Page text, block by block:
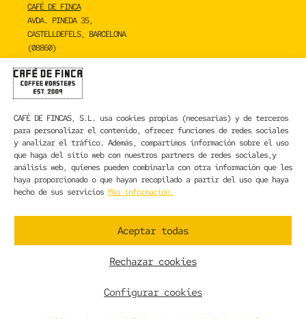
CAFÉ DE FINCAS, S.L. usa cookies propias (necesarias) y de terceros
para personalizar el contenido, ofrecer funciones de redes sociales
y analizar el tráfico. Además, compartimos información sobre el uso
que haga del sitio web con nuestros partners de redes sociales,y
análisis web, quienes pueden combinarla con otra información que les
haya proporcionado o que hayan recopilado a partir del uso que haya
hecho de sus servicios Más información.
Aceptar todas
Rechazar cookies
Configurar cookies
CAFÉ DE FINCA
AVDA. PINEDA 35,
CASTELLDEFELS, BARCELONA
(08860)
TOSTADERO
CAFÉ DE FINCA
CARRER DE LA MARE DE DÉU DE NÚRIA 23C,
SANT BOI DE LLOBREGAT, BARCELONA
(08830)
CONTACTA CON NOSOTROS
CONDICIONES GENERALES DE CONTRATACIÓN